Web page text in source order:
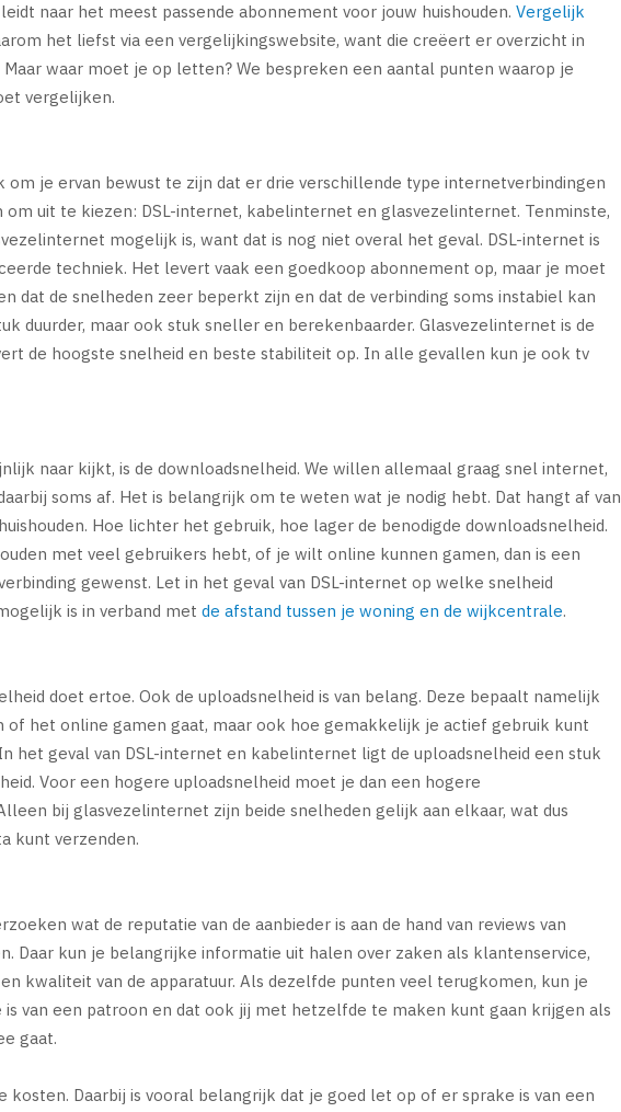
naar het meest passende abonnement voor jouw huishouden. Vergelijk
het liefst via een vergelijkingswebsite, want die creëert er overzicht in
waar moet je op letten? We bespreken een aantal punten waarop je
vergelijken.
om je ervan bewust te zijn dat er drie verschillende type internetverbindingen
om uit te kiezen: DSL-internet, kabelinternet en glasvezelinternet. Tenminste,
mogelijk is, want dat is nog niet overal het geval. DSL-internet is
techniek. Het levert vaak een goedkoop abonnement op, maar je moet
dat de snelheden zeer beperkt zijn en dat de verbinding soms instabiel kan
duurder, maar ook stuk sneller en berekenbaarder. Glasvezelinternet is de
de hoogste snelheid en beste stabiliteit op. In alle gevallen kun je ook tv
naar kijkt, is de downloadsnelheid. We willen allemaal graag snel internet,
soms af. Het is belangrijk om te weten wat je nodig hebt. Dat hangt af van
Hoe lichter het gebruik, hoe lager de benodigde downloadsnelheid.
met veel gebruikers hebt, of je wilt online kunnen gamen, dan is een
gewenst. Let in het geval van DSL-internet op welke snelheid
is in verband met de afstand tussen je woning en de wijkcentrale.
doet ertoe. Ook de uploadsnelheid is van belang. Deze bepaalt namelijk
of het online gamen gaat, maar ook hoe gemakkelijk je actief gebruik kunt
het geval van DSL-internet en kabelinternet ligt de uploadsnelheid een stuk
Voor een hogere uploadsnelheid moet je dan een hogere
bij glasvezelinternet zijn beide snelheden gelijk aan elkaar, wat dus
kunt verzenden.
wat de reputatie van de aanbieder is aan de hand van reviews van
Daar kun je belangrijke informatie uit halen over zaken als klantenservice,
kwaliteit van de apparatuur. Als dezelfde punten veel terugkomen, kun je
is van een patroon en dat ook jij met hetzelfde te maken kunt gaan krijgen als
gaat.
kosten. Daarbij is vooral belangrijk dat je goed let op of er sprake is van een